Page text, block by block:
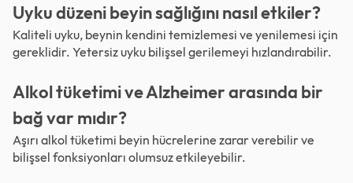
Uyku düzeni beyin sağlığını nasıl etkiler?
Kaliteli uyku, beynin kendini temizlemesi ve yenilemesi için
gereklidir. Yetersiz uyku bilişsel gerilemeyi hızlandırabilir.
Alkol tüketimi ve Alzheimer arasında bir
bağ var mıdır?
Aşırı alkol tüketimi beyin hücrelerine zarar verebilir ve
bilişsel fonksiyonları olumsuz etkileyebilir.